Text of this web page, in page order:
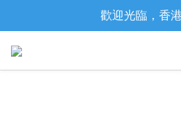
歡迎光臨，香